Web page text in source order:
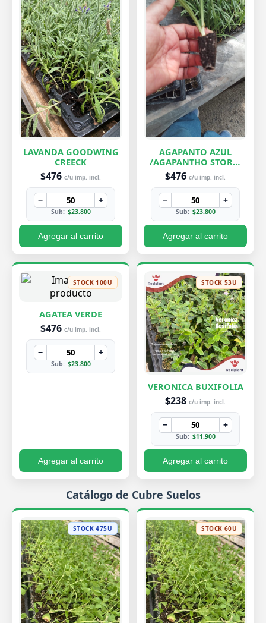
LAVANDA GOODWING
CREECK
$476 c/u imp. incl.
− +
Sub: $23.800
Agregar al carrito
AGAPANTO AZUL
/AGAPANTHO STORM
CLOUD
$476 c/u imp. incl.
− +
Sub: $23.800
Agregar al carrito
STOCK 100U
AGATEA VERDE
$476 c/u imp. incl.
− +
Sub: $23.800
Agregar al carrito
STOCK 53U
VERONICA BUXIFOLIA
$238 c/u imp. incl.
− +
Sub: $11.900
Agregar al carrito
Catálogo de Cubre Suelos
STOCK 475U STOCK 60U